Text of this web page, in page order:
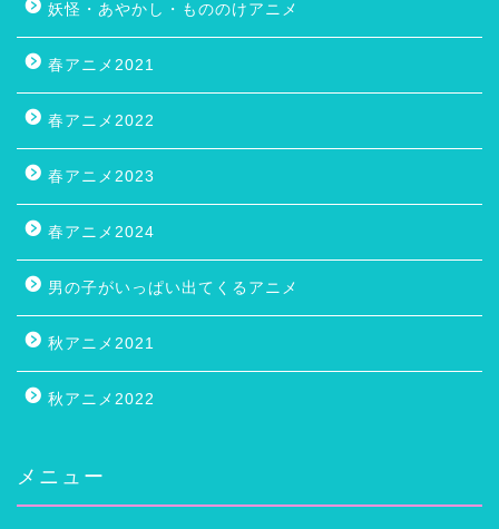
妖怪・あやかし・もののけアニメ
春アニメ2021
春アニメ2022
春アニメ2023
春アニメ2024
男の子がいっぱい出てくるアニメ
秋アニメ2021
秋アニメ2022
メニュー